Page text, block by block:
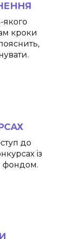
якого
кроки
до
із
фондом.